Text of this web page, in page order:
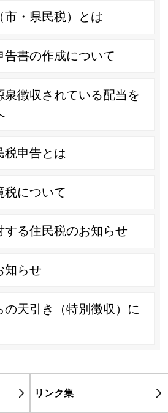
市・県民税）とは
告書の作成について
泉徴収されている配当を
税申告とは
税について
する住民税のお知らせ
知らせ
の天引き（特別徴収）に
リンク集